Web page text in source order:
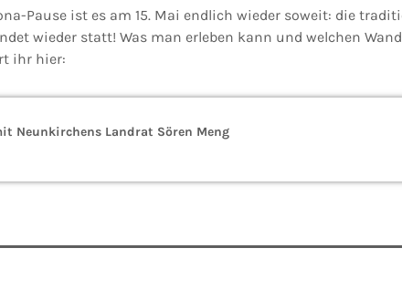
Pause ist es am 15. Mai endlich wieder soweit: die
wieder statt! Was man erleben kann und welchen
ihr hier:
Neunkirchens Landrat Sören Meng